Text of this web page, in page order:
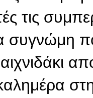
τις
συγνώμη